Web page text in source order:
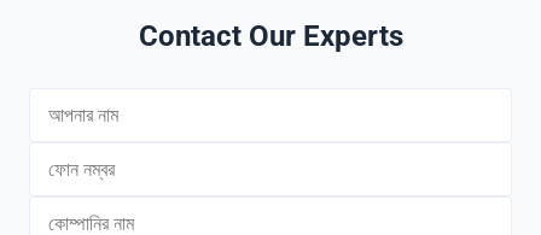
Contact Our Experts